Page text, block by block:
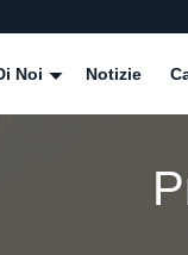
Noi Notizie